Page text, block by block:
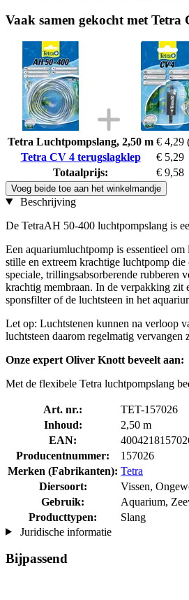
Vaak samen gekocht met Tetra
Tetra Luchtpompslang, 2,50 m € 4,29
Tetra CV 4 terugslagklep
€ 5,29
Totaalprijs:
€ 9,58
Voeg beide toe aan het winkelmandje
Beschrijving
De TetraAH 50-400 luchtpompslang is
Een aquariumluchtpomp is essentieel
stille en extreem krachtige luchtpomp
speciale, trillingsabsorberende rubberen
krachtig membraan. In de verpakking zit
sponsfilter of de luchtsteen in het
Let op: Luchtstenen kunnen na verloop
luchtsteen daarom regelmatig
Onze expert Oliver Knott beveelt aan:
Met de flexibele Tetra luchtpompslang
Art. nr.:
TET-157026
Inhoud:
2,50 m
EAN:
Producentnummer:
157026
Merken (Fabrikanten): Tetra
Diersoort:
Vissen,
Gebruik:
Aquarium,
Producttypen:
Slang
Juridische informatie
Bijpassend